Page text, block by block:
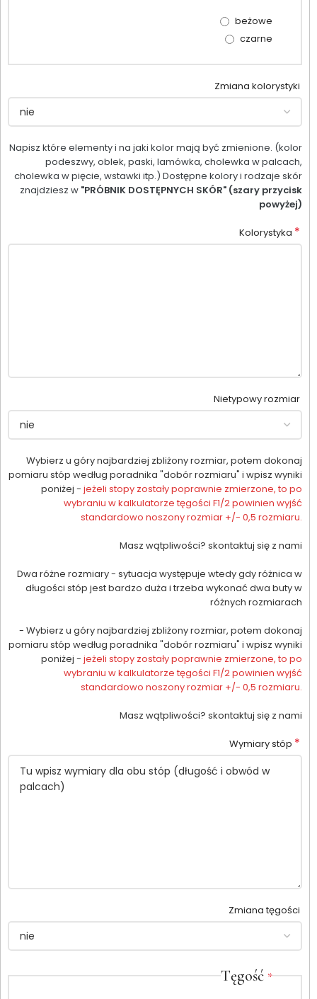
beżowe
czarne
Zmiana kolorystyki
Napisz które elementy i na jaki kolor mają być zmienione. (kolor
podeszwy, oblek, paski, lamówka, cholewka w palcach,
cholewka w pięcie, wstawki itp.) Dostępne kolory i rodzaje skór
znajdziesz w "PRÓBNIK DOSTĘPNYCH SKÓR" (szary przycisk
powyżej)
Kolorystyka *
Nietypowy rozmiar
Wybierz u góry najbardziej zbliżony rozmiar, potem dokonaj
pomiaru stóp według poradnika "dobór rozmiaru" i wpisz wyniki
poniżej - jeżeli stopy zostały poprawnie zmierzone, to po
wybraniu w kalkulatorze tęgości F1/2 powinien wyjść
standardowo noszony rozmiar +/- 0,5 rozmiaru.
Masz wątpliwości? skontaktuj się z nami
Dwa różne rozmiary - sytuacja występuje wtedy gdy różnica w
długości stóp jest bardzo duża i trzeba wykonać dwa buty w
różnych rozmiarach
- Wybierz u góry najbardziej zbliżony rozmiar, potem dokonaj
pomiaru stóp według poradnika "dobór rozmiaru" i wpisz wyniki
poniżej - jeżeli stopy zostały poprawnie zmierzone, to po
wybraniu w kalkulatorze tęgości F1/2 powinien wyjść
standardowo noszony rozmiar +/- 0,5 rozmiaru.
Masz wątpliwości? skontaktuj się z nami
Wymiary stóp *
Zmiana tęgości
Tęgość *